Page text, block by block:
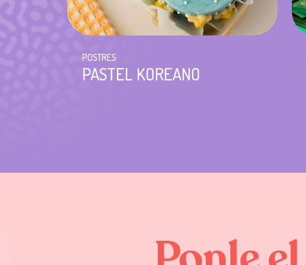
POSTRES
PASTEL KOREANO